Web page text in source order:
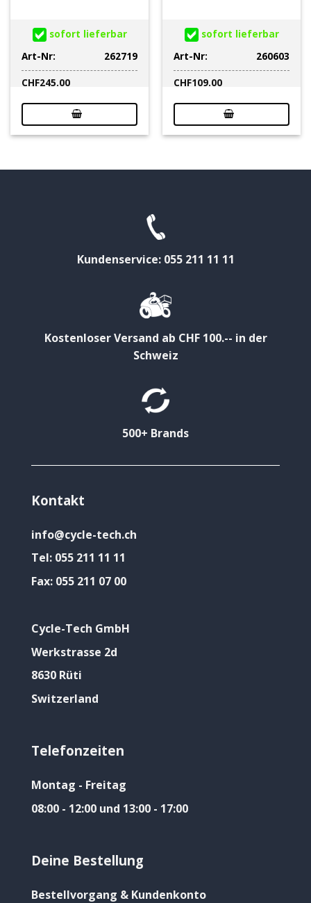
sofort lieferbar
Art-Nr:
262719
CHF245.00
sofort lieferbar
Art-Nr:
260603
CHF109.00
Kundenservice: 055 211 11 11
Kostenloser Versand ab CHF 100.-- in der
Schweiz
500+ Brands
Kontakt
info@cycle-tech.ch
Tel: 055 211 11 11
Fax: 055 211 07 00
Cycle-Tech GmbH
Werkstrasse 2d
8630 Rüti
Switzerland
Telefonzeiten
Montag - Freitag
08:00 - 12:00 und 13:00 - 17:00
Deine Bestellung
Bestellvorgang & Kundenkonto